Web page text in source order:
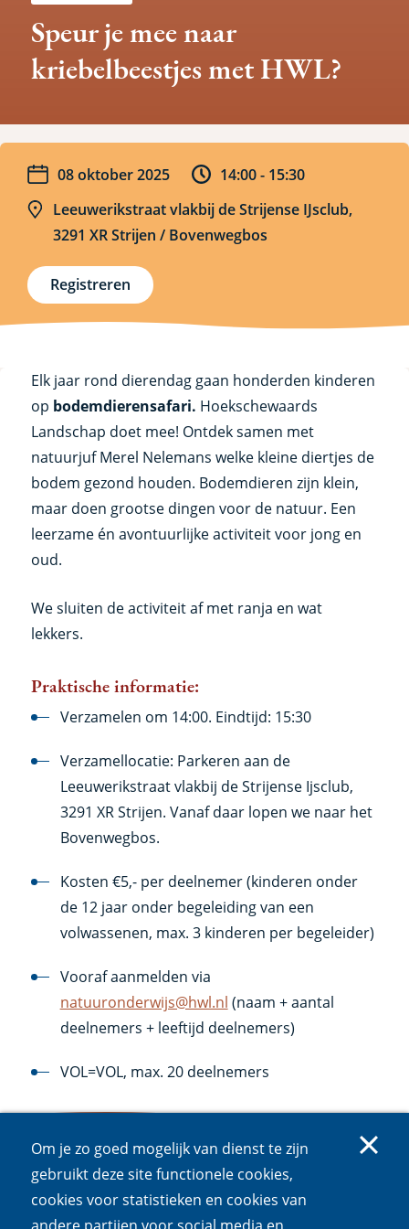
Om je zo goed mogelijk van dienst te zijn
gebruikt deze site functionele cookies,
cookies voor statistieken en cookies van
Speur je mee naar
kriebelbeestjes met HWL?
Datum08 oktober 2025 Tijd 14:00 - 15:30
LocatieLeeuwerikstraat vlakbij de Strijense IJsclub,
3291 XR Strijen / Bovenwegbos
Registreren
Elk jaar rond dierendag gaan honderden kinderen
op bodemdierensafari. Hoekschewaards
Landschap doet mee! Ontdek samen met
natuurjuf Merel Nelemans welke kleine diertjes de
bodem gezond houden. Bodemdieren zijn klein,
maar doen grootse dingen voor de natuur. Een
leerzame én avontuurlijke activiteit voor jong en
oud.
We sluiten de activiteit af met ranja en wat
lekkers.
Praktische informatie:
Verzamelen om 14:00. Eindtijd: 15:30
Verzamellocatie: Parkeren aan de
Leeuwerikstraat vlakbij de Strijense Ijsclub,
3291 XR Strijen. Vanaf daar lopen we naar het
Bovenwegbos.
Kosten €5,- per deelnemer (kinderen onder
de 12 jaar onder begeleiding van een
volwassenen, max. 3 kinderen per begeleider)
Vooraf aanmelden via
natuuronderwijs@hwl.nl (naam + aantal
deelnemers + leeftijd deelnemers)
VOL=VOL, max. 20 deelnemers
Meer informatie